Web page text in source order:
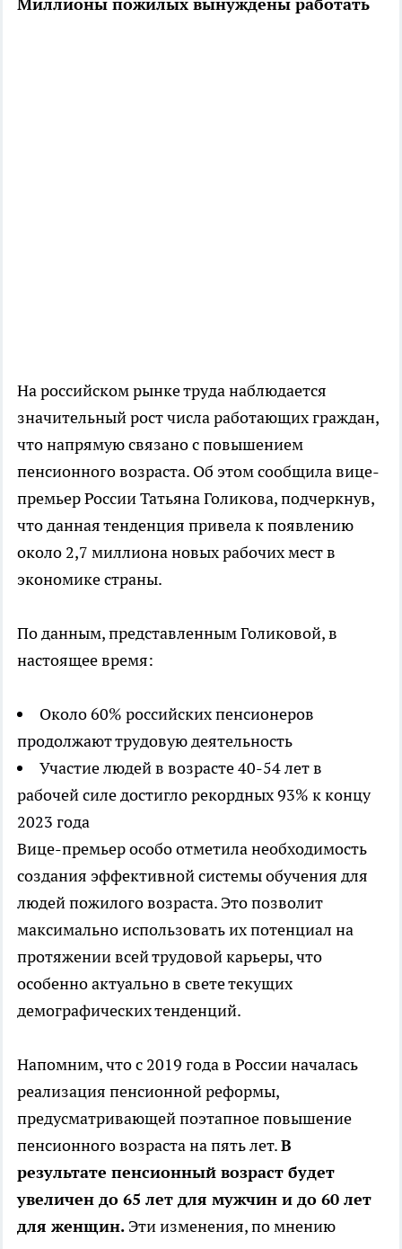
Миллионы пожилых вынуждены работать
На российском рынке труда наблюдается
значительный рост числа работающих граждан,
что напрямую связано с повышением
пенсионного возраста. Об этом сообщила вице-
премьер России Татьяна Голикова, подчеркнув,
что данная тенденция привела к появлению
около 2,7 миллиона новых рабочих мест в
экономике страны.
По данным, представленным Голиковой, в
настоящее время:
Около 60% российских пенсионеров
продолжают трудовую деятельность
Участие людей в возрасте 40-54 лет в
рабочей силе достигло рекордных 93% к концу
2023 года
Вице-премьер особо отметила необходимость
создания эффективной системы обучения для
людей пожилого возраста. Это позволит
максимально использовать их потенциал на
протяжении всей трудовой карьеры, что
особенно актуально в свете текущих
демографических тенденций.
Напомним, что с 2019 года в России началась
реализация пенсионной реформы,
предусматривающей поэтапное повышение
пенсионного возраста на пять лет.В
результате пенсионный возраст будет
увеличен до 65 лет для мужчин и до 60 лет
для женщин. Эти изменения, по мнению